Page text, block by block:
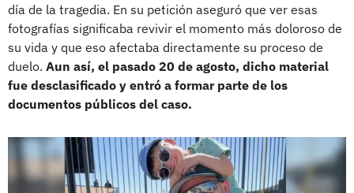
día de la tragedia. En su petición aseguró que ver esas
fotografías significaba revivir el momento más doloroso de
su vida y que eso afectaba directamente su proceso de
duelo. Aun así, el pasado 20 de agosto, dicho material
fue desclasificado y entró a formar parte de los
documentos públicos del caso.